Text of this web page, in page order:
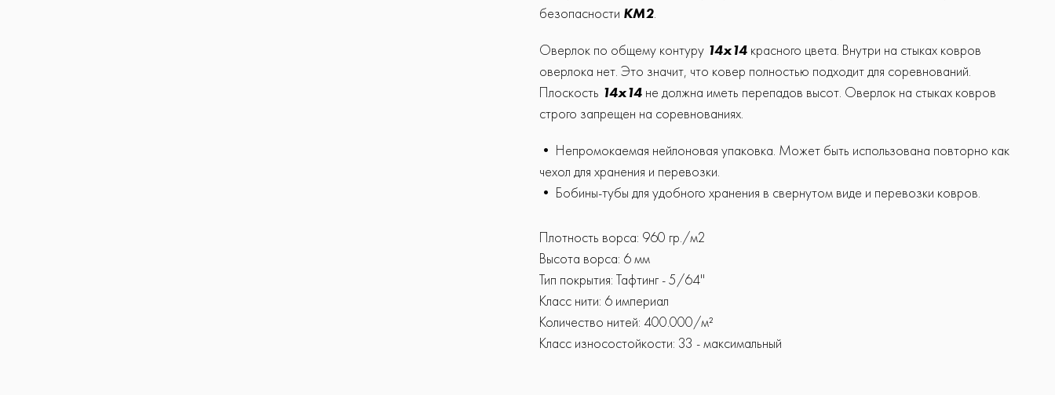
безопасности КМ2.
Оверлок по общему контуру 14х14 красного цвета. Внутри на стыках ковров
оверлока нет. Это значит, что ковер полностью подходит для соревнований.
Плоскость 14х14 не должна иметь перепадов высот. Оверлок на стыках ковров
строго запрещен на соревнованиях.
• Непромокаемая нейлоновая упаковка. Может быть использована повторно как
чехол для хранения и перевозки.
• Бобины-тубы для удобного хранения в свернутом виде и перевозки ковров.
Плотность ворса: 960 гр./м2
Высота ворса: 6 мм
Тип покрытия: Тафтинг - 5/64''
Класс нити: 6 империал
Количество нитей: 400.000/м²
Класс износостойкости: 33 - максимальный